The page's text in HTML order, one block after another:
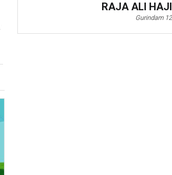
RAJA ALI HAJI
Gurindam 12